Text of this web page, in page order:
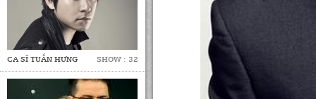
CA SĨ TUẤN HƯNG SHOW : 32